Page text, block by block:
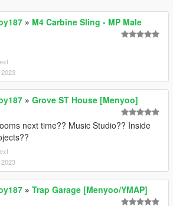
» M4 Carbine Sling - MP Male
» Grove ST House [Menyoo]
next time?? Music Studio?? Inside
» Trap Garage [Menyoo/YMAP]